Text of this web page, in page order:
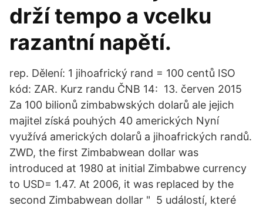
drží tempo a vcelku
razantní napětí.
rep. Dělení: 1 jihoafrický rand = 100 centů ISO
kód: ZAR. Kurz randu ČNB 14: 13. červen 2015
Za 100 bilionů zimbabwských dolarů ale jejich
majitel získá pouhých 40 amerických Nyní
využívá amerických dolarů a jihoafrických randů.
ZWD, the first Zimbabwean dollar was
introduced at 1980 at initial Zimbabwe currency
to USD= 1.47. At 2006, it was replaced by the
second Zimbabwean dollar " 5 událostí, které